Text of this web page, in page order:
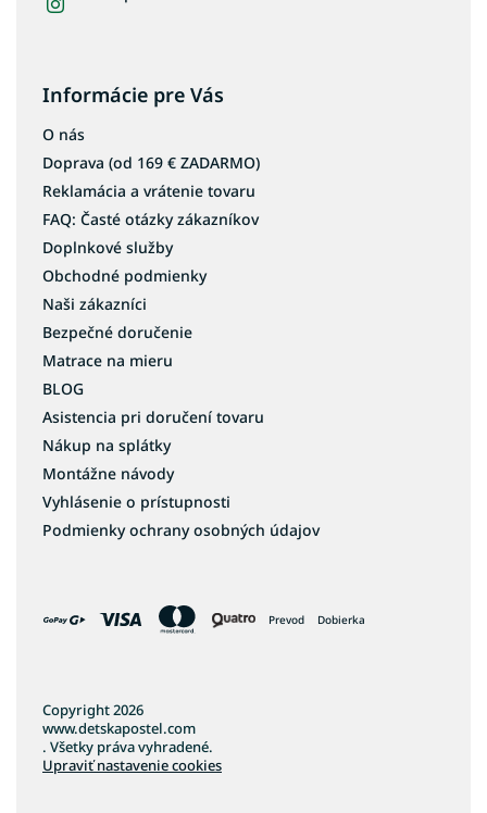
Informácie pre Vás
O nás
Doprava (od 169 € ZADARMO)
Reklamácia a vrátenie tovaru
FAQ: Časté otázky zákazníkov
Doplnkové služby
Obchodné podmienky
Naši zákazníci
Bezpečné doručenie
Matrace na mieru
BLOG
Asistencia pri doručení tovaru
Nákup na splátky
Montážne návody
Vyhlásenie o prístupnosti
Podmienky ochrany osobných údajov
Prevod Dobierka
Copyright 2026
www.detskapostel.com
. Všetky práva vyhradené.
Upraviť nastavenie cookies